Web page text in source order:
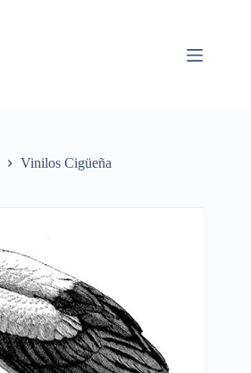
Vinilos Cigüeña